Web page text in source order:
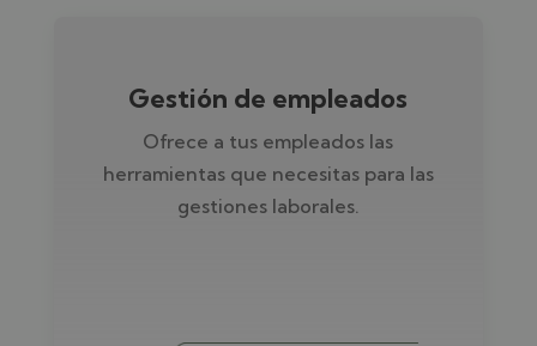
Gestión de empleados
Ofrece a tus empleados las
herramientas que necesitas para las
gestiones laborales.